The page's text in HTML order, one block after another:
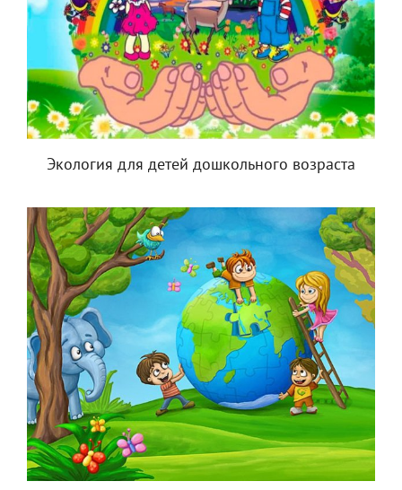
Экология для детей дошкольного возраста